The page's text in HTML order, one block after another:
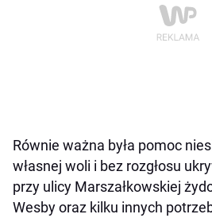
Równie ważna była pomoc
własnej woli i bez rozgłosu
przy ulicy Marszałkowskiej
Wesby oraz kilku innych